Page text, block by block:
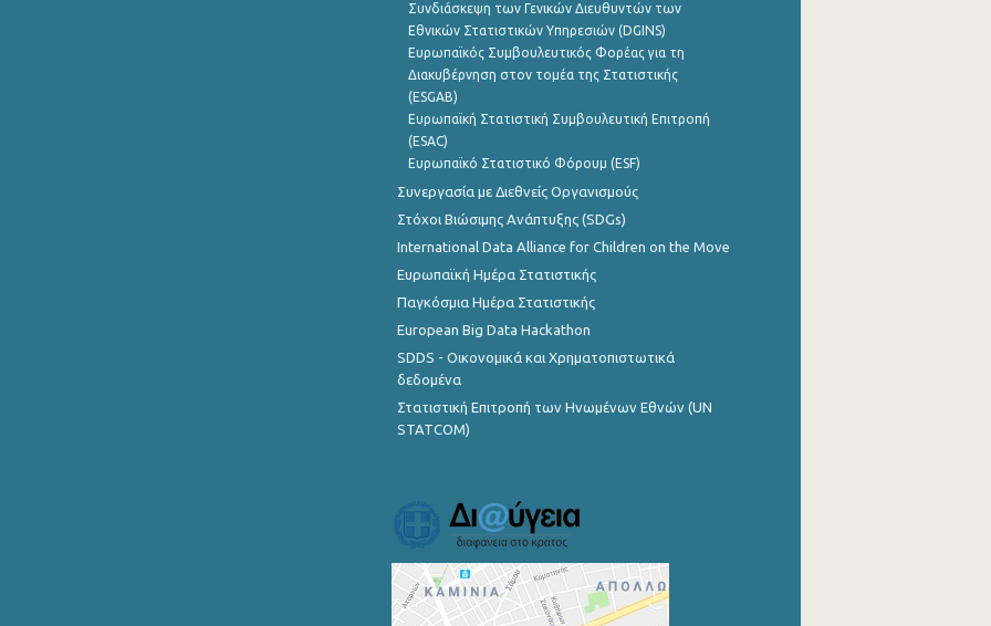
Συνδιάσκεψη των Γενικών Διευθυντών των
Εθνικών Στατιστικών Υπηρεσιών (DGINS)
Ευρωπαϊκός Συμβουλευτικός Φορέας για τη
Διακυβέρνηση στον τομέα της Στατιστικής
(ESGAB)
Ευρωπαϊκή Στατιστική Συμβουλευτική Επιτροπή
(ESAC)
Ευρωπαϊκό Στατιστικό Φόρουμ (ESF)
Συνεργασία με Διεθνείς Οργανισμούς
Στόχοι Βιώσιμης Ανάπτυξης (SDGs)
International Data Alliance for Children on the Move
Ευρωπαϊκή Ημέρα Στατιστικής
Παγκόσμια Ημέρα Στατιστικής
European Big Data Hackathon
SDDS - Οικονομικά και Χρηματοπιστωτικά
δεδομένα
Στατιστική Επιτροπή των Ηνωμένων Εθνών (UN
STATCOM)